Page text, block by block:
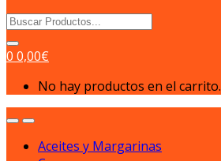
Search
for:
0 0,00€
No hay productos en el carrito.
Aceites y Margarinas